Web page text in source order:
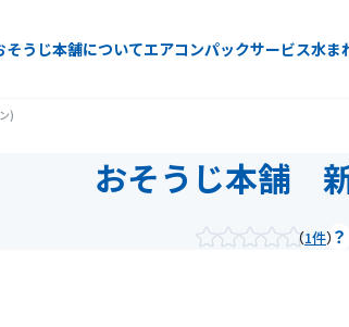
そうじ本舗についてエアコンパックサービス水ま
)
おそうじ本舗
1件